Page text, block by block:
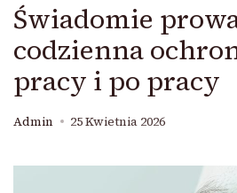
Świadomie
codzienna
pracy i po pracy
Admin 25 Kwietnia 2026